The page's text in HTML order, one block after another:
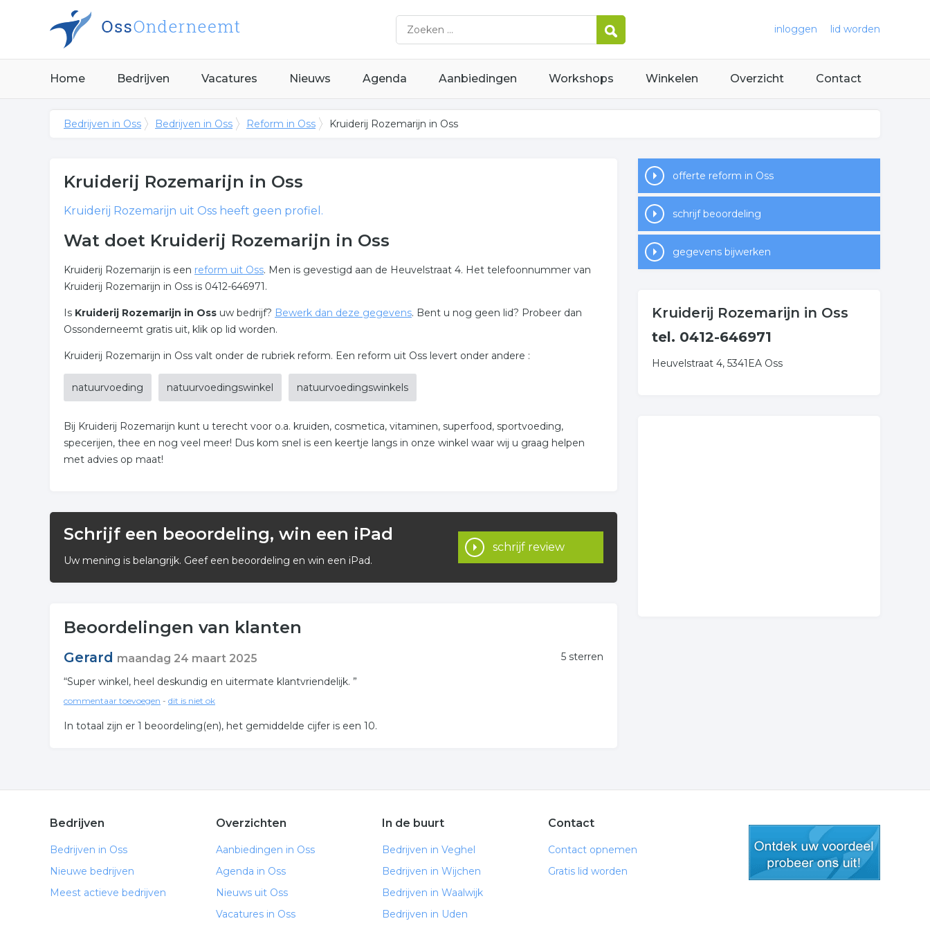
inloggen lid worden
Home Bedrijven Vacatures Nieuws Agenda Aanbiedingen Workshops Winkelen Overzicht Contact
Bedrijven in Oss Bedrijven in Oss Reform in Oss Kruiderij Rozemarijn in Oss
Kruiderij Rozemarijn in Oss
Kruiderij Rozemarijn uit Oss heeft geen profiel.
Wat doet Kruiderij Rozemarijn in Oss
Kruiderij Rozemarijn is een reform uit Oss. Men is gevestigd aan de Heuvelstraat 4. Het telefoonnummer van
Kruiderij Rozemarijn in Oss is 0412-646971.
Is Kruiderij Rozemarijn in Oss uw bedrijf? Bewerk dan deze gegevens. Bent u nog geen lid? Probeer dan
Ossonderneemt gratis uit, klik op lid worden.
Kruiderij Rozemarijn in Oss valt onder de rubriek reform. Een reform uit Oss levert onder andere :
natuurvoeding natuurvoedingswinkel natuurvoedingswinkels
Bij Kruiderij Rozemarijn kunt u terecht voor o.a. kruiden, cosmetica, vitaminen, superfood, sportvoeding,
specerijen, thee en nog veel meer! Dus kom snel is een keertje langs in onze winkel waar wij u graag helpen
met advies op maat!
Schrijf een beoordeling, win een iPad
Uw mening is belangrijk. Geef een beoordeling en win een iPad.
schrijf review
Beoordelingen van klanten
Gerard maandag 24 maart 2025
5 sterren
“Super winkel, heel deskundig en uitermate klantvriendelijk. ”
commentaar toevoegen - dit is niet ok
In totaal zijn er 1 beoordeling(en), het gemiddelde cijfer is een 10.
offerte reform in Oss
schrijf beoordeling
gegevens bijwerken
Kruiderij Rozemarijn in Oss
tel. 0412-646971
Heuvelstraat 4, 5341EA Oss
Bedrijven
Bedrijven in Oss
Nieuwe bedrijven
Meest actieve bedrijven
Overzichten
Aanbiedingen in Oss
Agenda in Oss
Nieuws uit Oss
Vacatures in Oss
In de buurt
Bedrijven in Veghel
Bedrijven in Wijchen
Bedrijven in Waalwijk
Bedrijven in Uden
Contact
Contact opnemen
Gratis lid worden